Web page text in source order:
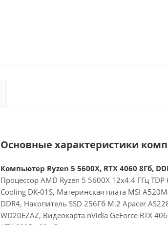
Основные характеристики
Компьютер Ryzen 5 5600X, RTX 4060 8Гб,
Процессор AMD Ryzen 5 5600X 12x4.4 ГГц
Cooling DK-01S, Материнская плата MSI
DDR4, Накопитель SSD 256Гб M.2 Apacer
WD20EZAZ, Видеокарта nVidia GeForce RTX